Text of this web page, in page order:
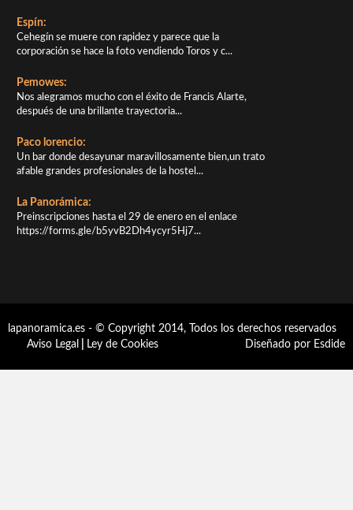
Espín:
Cehegín se muere con rapidez y parece que la
corporación se hace la foto vendiendo Toros y c...
Pemowes:
Nos alegramos mucho con el éxito de Francis Alarte,
después de una brillante trayectoria...
Paco lorencio:
Un bar donde desayunar maravillosamente bien,un trato
afable grandes profesionales de la hostel...
La Panorámica:
Preinscripciones hasta el 29 de enero en el enlace
https://forms.gle/b5yvB2Dh4ycyr5Hj7...
lapanoramica.es - © Copyright 2014, Todos los derechos reservados
Aviso Legal
Ley de Cookies Diseñado por Esdide